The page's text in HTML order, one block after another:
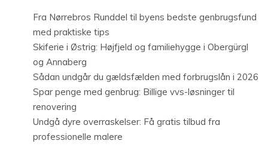
Fra Nørrebros Runddel til byens bedste genbrugsfund
med praktiske tips
Skiferie i Østrig: Højfjeld og familiehygge i Obergürgl
og Annaberg
Sådan undgår du gældsfælden med forbrugslån i 2026
Spar penge med genbrug: Billige vvs-løsninger til
renovering
Undgå dyre overraskelser: Få gratis tilbud fra
professionelle malere